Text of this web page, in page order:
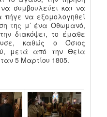
συμβουλεύει και να
να εξομολογηθεί
της μ’ ένα Οθωμανό,
διακόψει, το έμαθε
καθώς ο Όσιος
μετά από την Θεία
5 Μαρτίου 1805.